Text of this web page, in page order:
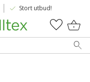
done Stort utbud!